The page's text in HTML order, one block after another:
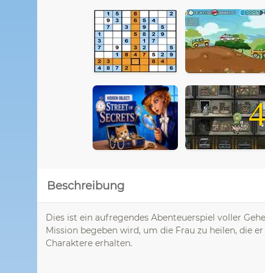
4
Beschreibung
Dies ist ein aufregendes Abenteuerspiel voller
Mission begeben wird, um die Frau zu heilen, die
Charaktere erhalten.